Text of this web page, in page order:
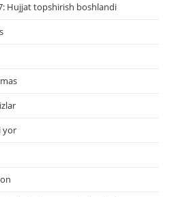
Hujjat topshirish boshlandi
yor